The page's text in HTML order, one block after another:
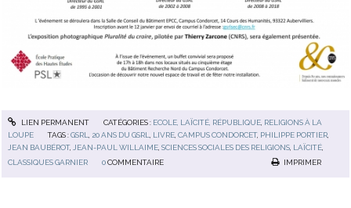
LIEN PERMANENT CATÉGORIES : ECOLE, LAÏCITÉ, RÉPUBLIQUE, RELIGIONS À LA
LOUPE
TAGS :GSRL 20 ANS DU GSRL LIVRE ,CAMPUS CONDORCET, PHILIPPE PORTIER
JEAN BAUBÉROT, JEAN-PAUL WILLAIME ,SCIENCES SOCIALES DES RELIGIONS LAÏCITÉ
CLASSIQUES GARNIER
0 COMMENTAIRE IMPRIMER